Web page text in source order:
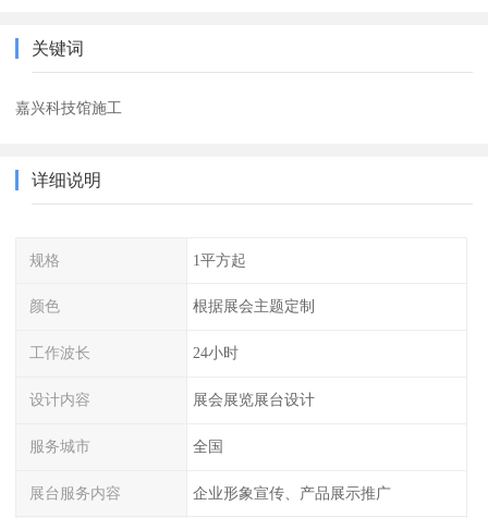
关键词
嘉兴科技馆施工
详细说明
规格 1平方起
颜色 根据展会主题定制
工作波长 24小时
设计内容 展会展览展台设计
服务城市 全国
展台服务内容 企业形象宣传、产品展示推广